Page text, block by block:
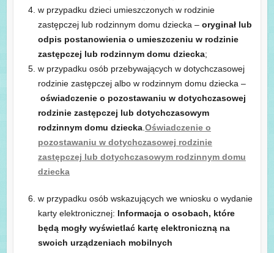
w przypadku dzieci umieszczonych w rodzinie
zastępczej lub rodzinnym domu dziecka – oryginał lub
odpis postanowienia o umieszczeniu w rodzinie
zastępczej lub rodzinnym domu dziecka;
w przypadku osób przebywających w dotychczasowej
rodzinie zastępczej albo w rodzinnym domu dziecka –
oświadczenie o pozostawaniu w dotychczasowej
rodzinie zastępczej lub dotychczasowym
rodzinnym domu dziecka Oświadczenie o
pozostawaniu w dotychczasowej rodzinie
zastępczej lub dotychczasowym rodzinnym domu
dziecka
w przypadku osób wskazujących we wniosku o wydanie
karty elektronicznej: Informacja o osobach, które
będą mogły wyświetlać kartę elektroniczną na
swoich urządzeniach mobilnych